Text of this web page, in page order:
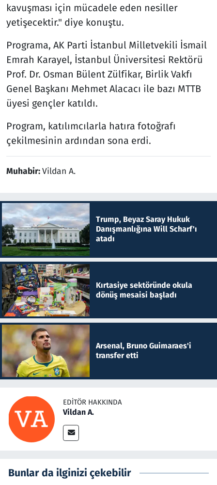
kavuşması için mücadele eden nesiller
yetişecektir." diye konuştu.
Programa, AK Parti İstanbul Milletvekili İsmail
Emrah Karayel, İstanbul Üniversitesi Rektörü
Prof. Dr. Osman Bülent Zülfikar, Birlik Vakfı
Genel Başkanı Mehmet Alacacı ile bazı MTTB
üyesi gençler katıldı.
Program, katılımcılarla hatıra fotoğrafı
çekilmesinin ardından sona erdi.
Muhabir:Vildan A.
Trump, Beyaz Saray Hukuk
Danışmanlığına Will Scharf'ı
atadı
Kırtasiye sektöründe okula
dönüş mesaisi başladı
Arsenal, Bruno Guimaraes'i
transfer etti
EDITÖR HAKKINDA
Vildan A.
Bunlar da ilginizi çekebilir